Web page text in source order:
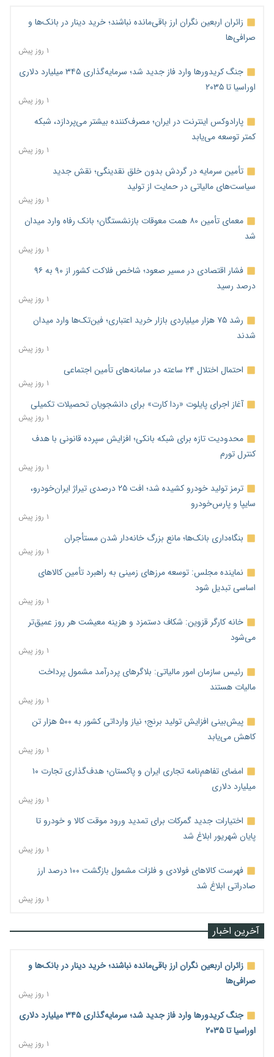
زائران اربعین نگران ارز باقی‌مانده نباشند؛ خرید دینار در بانک‌ها و
صرافی‌ها
۱ روز پیش
جنگ کریدورها وارد فاز جدید شد؛ سرمایه‌گذاری ۳۴۵ میلیارد دلاری
اوراسیا تا ۲۰۳۵
۱ روز پیش
پارادوکس اینترنت در ایران؛ مصرف‌کننده بیشتر می‌پردازد، شبکه
کمتر توسعه می‌یابد
۱ روز پیش
تأمین سرمایه در گردش بدون خلق نقدینگی؛ نقش جدید
سیاست‌های مالیاتی در حمایت از تولید
۱ روز پیش
معمای تأمین ۸۰ همت معوقات بازنشستگان؛ بانک رفاه وارد میدان
شد
۱ روز پیش
فشار اقتصادی در مسیر صعود؛ شاخص فلاکت کشور از ۹۰ به ۹۶
درصد رسید
۱ روز پیش
رشد ۷۵ هزار میلیاردی بازار خرید اعتباری؛ فین‌تک‌ها وارد میدان
شدند
۱ روز پیش
احتمال اختلال ۲۴ ساعته در سامانه‌های تأمین اجتماعی
۱ روز پیش
آغاز اجرای پایلوت «ردا کارت» برای دانشجویان تحصیلات تکمیلی
۱ روز پیش
محدودیت تازه برای شبکه بانکی؛ افزایش سپرده قانونی با هدف
کنترل تورم
۱ روز پیش
ترمز تولید خودرو کشیده شد؛ افت ۲۵ درصدی تیراژ ایران‌خودرو،
سایپا و پارس‌خودرو
۱ روز پیش
بنگاه‌داری بانک‌ها؛ مانع بزرگ خانه‌دار شدن مستأجران
۱ روز پیش
نماینده مجلس: توسعه مرزهای زمینی به راهبرد تأمین کالاهای
اساسی تبدیل شود
۱ روز پیش
خانه کارگر قزوین: شکاف دستمزد و هزینه معیشت هر روز عمیق‌تر
می‌شود
۱ روز پیش
رئیس سازمان امور مالیاتی: بلاگرهای پردرآمد مشمول پرداخت
مالیات هستند
۱ روز پیش
پیش‌بینی افزایش تولید برنج؛ نیاز وارداتی کشور به ۵۰۰ هزار تن
کاهش می‌یابد
۱ روز پیش
امضای تفاهم‌نامه تجاری ایران و پاکستان؛ هدف‌گذاری تجارت ۱۰
میلیارد دلاری
۱ روز پیش
اختیارات جدید گمرکات برای تمدید ورود موقت کالا و خودرو تا
پایان شهریور ابلاغ شد
۱ روز پیش
فهرست کالاهای فولادی و فلزات مشمول بازگشت ۱۰۰ درصد ارز
صادراتی ابلاغ شد
۱ روز پیش
آخرین اخبار
زائران اربعین نگران ارز باقی‌مانده نباشند؛ خرید دینار در بانک‌ها و
صرافی‌ها
۱ روز پیش
جنگ کریدورها وارد فاز جدید شد؛ سرمایه‌گذاری ۳۴۵ میلیارد دلاری
اوراسیا تا ۲۰۳۵
۱ روز پیش